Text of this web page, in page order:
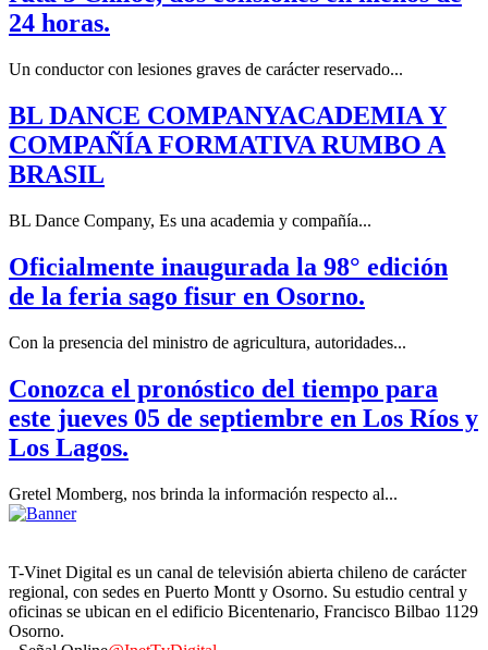
24 horas.
Un conductor con lesiones graves de carácter reservado...
BL DANCE COMPANYACADEMIA Y
COMPAÑÍA FORMATIVA RUMBO A
BRASIL
BL Dance Company, Es una academia y compañía...
Oficialmente inaugurada la 98° edición
de la feria sago fisur en Osorno.
Con la presencia del ministro de agricultura, autoridades...
Conozca el pronóstico del tiempo para
este jueves 05 de septiembre en Los Ríos y
Los Lagos.
Gretel Momberg, nos brinda la información respecto al...
T-Vinet Digital es un canal de televisión abierta chileno de carácter
regional, con sedes en Puerto Montt y Osorno. Su estudio central y
oficinas se ubican en el edificio Bicentenario, Francisco Bilbao 1129
Osorno.